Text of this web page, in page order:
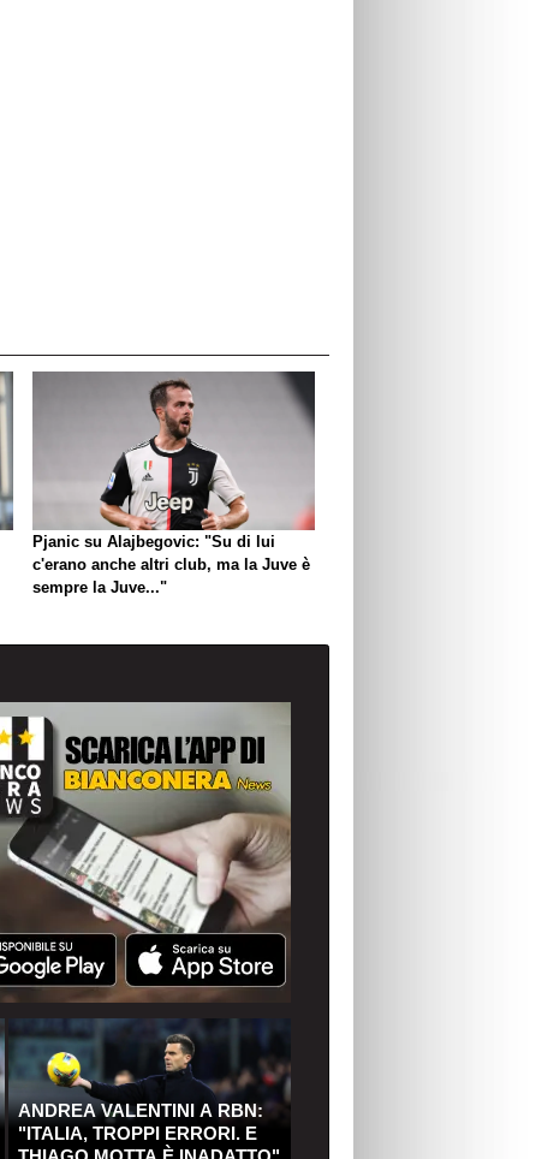
Pjanic su Alajbegovic: "Su di lui
c'erano anche altri club, ma la Juve è
sempre la Juve..."
ANDREA VALENTINI A RBN:
"ITALIA, TROPPI ERRORI. E